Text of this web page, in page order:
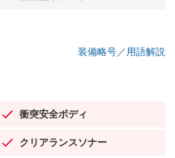
装備略号／用語解説
衝突安全ボディ
：装備あり
クリアランスソナー
：装備あり